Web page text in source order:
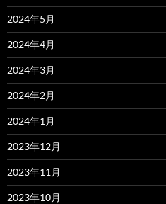
2024年5月
2024年4月
2024年3月
2024年2月
2024年1月
2023年12月
2023年11月
2023年10月